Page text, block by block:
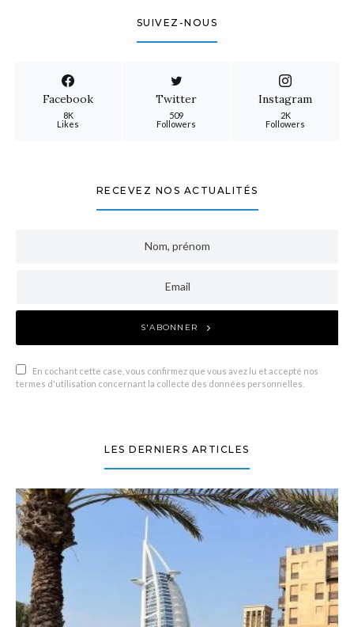
SUIVEZ-NOUS
Facebook
8K
Likes
Twitter
509
Followers
Instagram
2K
Followers
RECEVEZ NOS ACTUALITÉS
S'ABONNER
En cochant cette case, vous confirmez que vous avez lu et accepté nos
termes d'utilisation concernant la collecte des données personnelles.
LES DERNIERS ARTICLES